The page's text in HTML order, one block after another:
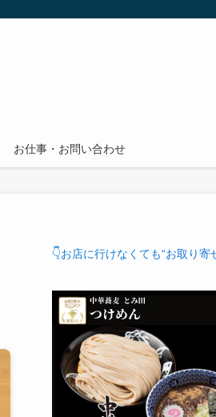
お仕事・お問い合わせ
👇お店に行けなくても“お取り寄